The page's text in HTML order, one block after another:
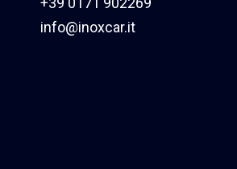
info@inoxcar.it